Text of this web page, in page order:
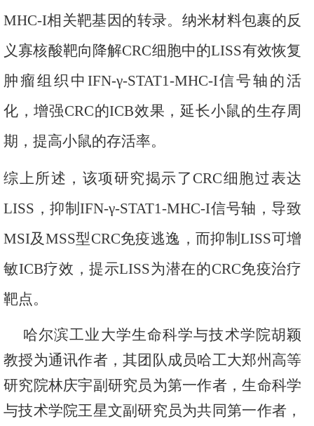
MHC-I相关靶基因的转录。 纳米材料包裹的反
义寡核酸靶向降解CRC细胞中的LISS有效恢复
肿瘤组织中 IFN-γ-STAT1-MHC-I信号轴的活
化，增强CRC的ICB效果，延长小鼠的生存周
期，提高小鼠的存活率。
综上所述，该项研究揭示了 CRC细胞过表达
LISS ，抑制IFN-γ-STAT1-MHC-I信号轴，导致
MSI及 MSS型CRC免疫逃逸，而抑制LISS可增
敏ICB疗效，提示LISS为潜在的CRC免疫治疗
靶点。
哈尔滨工业大学生命科学与技术学院胡颖
教授为通讯作者，其团队成员哈工大郑州高等
研究院林庆宇副研究员为第一作者，生命科学
与技术学院王星文副研究员为共同第一作者，